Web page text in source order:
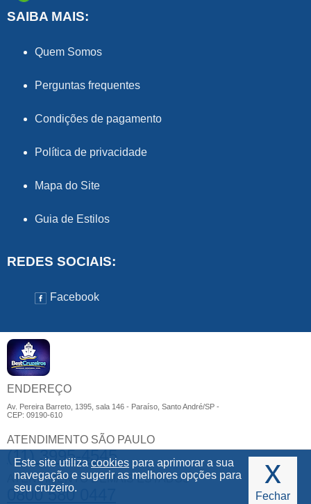
SAIBA MAIS:
Quem Somos
Perguntas frequentes
Condições de pagamento
Política de privacidade
Mapa do Site
Guia de Estilos
REDES SOCIAIS:
Facebook
ENDEREÇO
Av. Pereira Barreto, 1395, sala 146 - Paraíso, Santo André/SP -
CEP: 09190-610
ATENDIMENTO SÃO PAULO
(11) 3995-4545
ATENDIMENTO DEMAIS ESTADOS
0800 580 0447
x
Fechar
Este site utiliza cookies para aprimorar a sua
navegação e sugerir as melhores opções para
seu cruzeiro.